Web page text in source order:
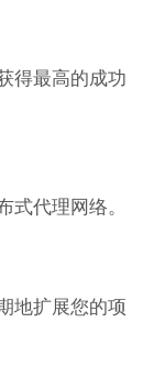
得最高的成功
式代理网络。
地扩展您的项